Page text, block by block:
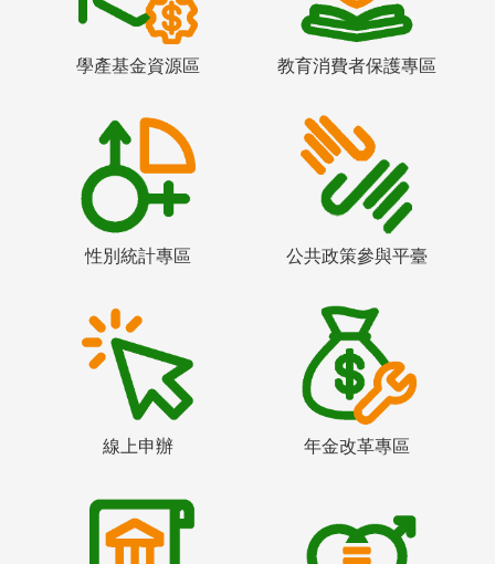
學產基金資源區 教育消費者保護專區
性別統計專區 公共政策參與平臺
線上申辦 年金改革專區